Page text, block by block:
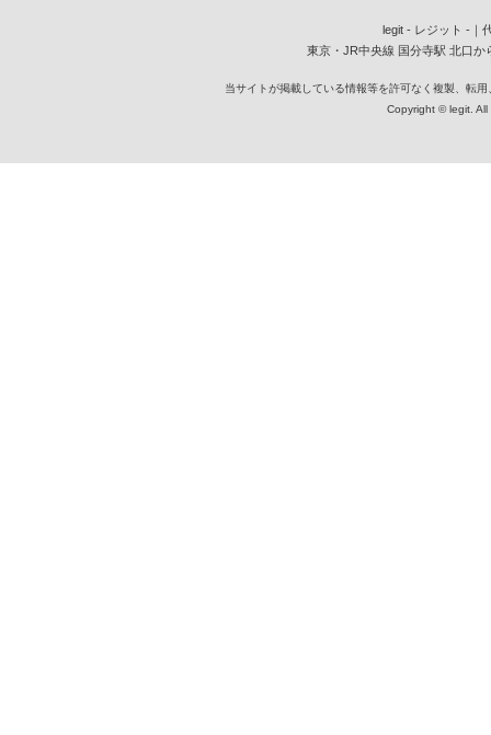
legit - レジット -
東京・JR中央線 国分寺駅 北口か
当サイトが掲載している情報等を許可なく複製、転
Copyright © legit.